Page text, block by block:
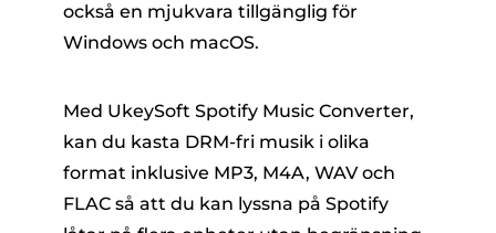
också en mjukvara tillgänglig för
Windows och macOS.
Med UkeySoft Spotify Music Converter,
kan du kasta DRM-fri musik i olika
format inklusive MP3, M4A, WAV och
FLAC så att du kan lyssna på Spotify